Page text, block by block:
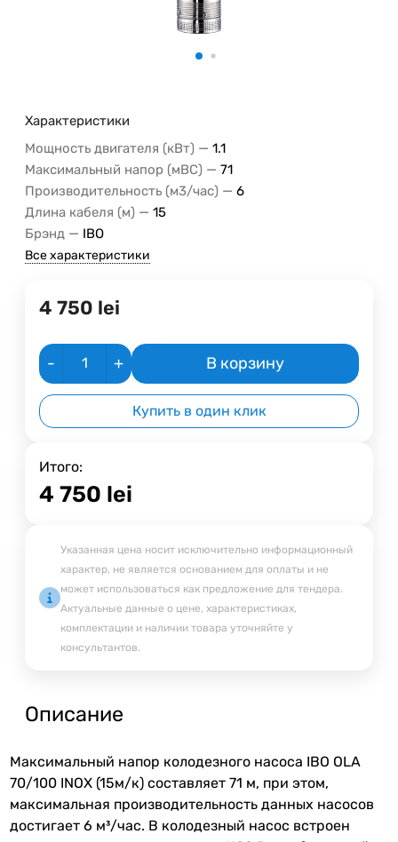
Характеристики
Мощность двигателя (кВт) — 1.1
Максимальный напор (мВС) — 71
Производительность (м3/час) — 6
Длина кабеля (м) — 15
Брэнд — IBO
Все характеристики
4 750 lei
- + В корзину
Купить в один клик
Итого:
4 750 lei
Указанная цена носит исключительно информационный
характер, не является основанием для оплаты и не
может использоваться как предложение для тендера.
Актуальные данные о цене, характеристиках,
комплектации и наличии товара уточняйте у
консультантов.
Описание
Максимальный напор колодезного насоса IBO OLA
70/100 INOX (15м/к) составляет 71 м, при этом,
максимальная производительность данных насосов
достигает 6 м³/час. В колодезный насос встроен